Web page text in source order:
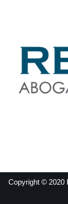
Copyright © 2020